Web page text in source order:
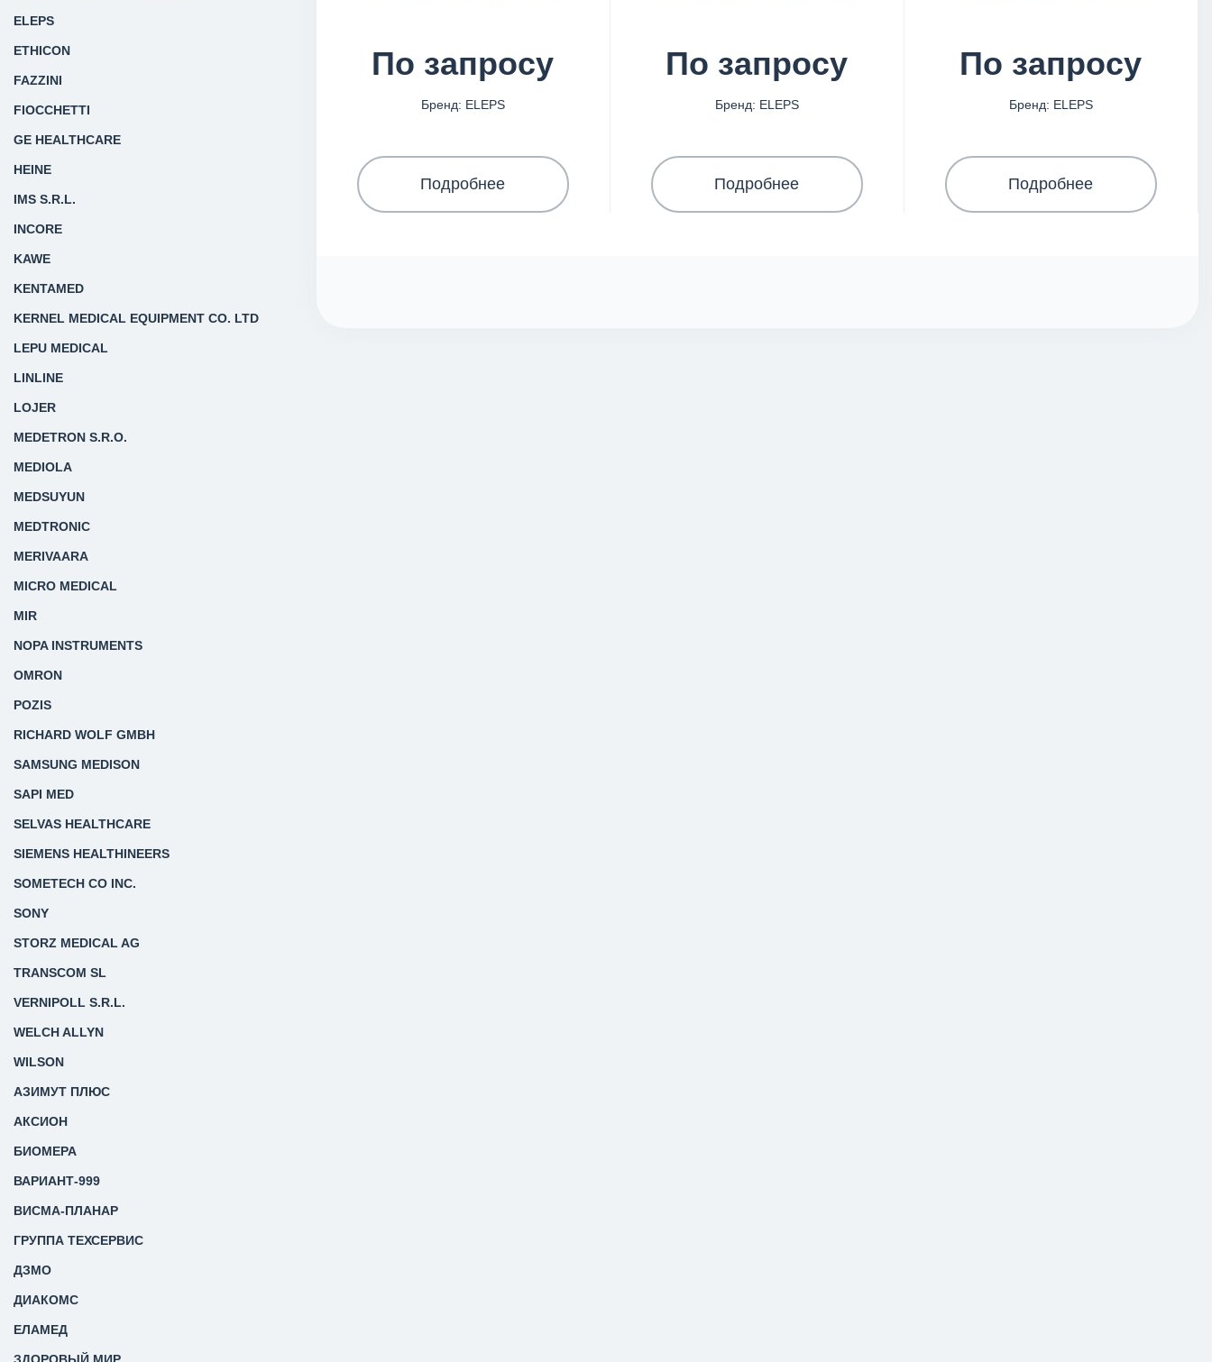
ELEPS
ETHICON
FAZZINI
FIOCCHETTI
GE HEALTHCARE
HEINE
IMS S.R.L.
INCORE
KAWE
KENTAMED
KERNEL MEDICAL EQUIPMENT CO. LTD
LEPU MEDICAL
LINLINE
LOJER
MEDETRON S.R.O.
MEDIOLA
MEDSUYUN
MEDTRONIC
MERIVAARA
MICRO MEDICAL
MIR
NOPA INSTRUMENTS
OMRON
POZIS
RICHARD WOLF GMBH
SAMSUNG MEDISON
SAPI MED
SELVAS HEALTHCARE
SIEMENS HEALTHINEERS
SOMETECH CO INC.
SONY
STORZ MEDICAL AG
TRANSCOM SL
VERNIPOLL S.R.L.
WELCH ALLYN
WILSON
АЗИМУТ ПЛЮС
АКСИОН
БИОМЕРА
ВАРИАНТ-999
ВИСМА-ПЛАНАР
ГРУППА ТЕХСЕРВИС
ДЗМО
ДИАКОМС
ЕЛАМЕД
ЗДОРОВЫЙ МИР
По запросу
Бренд: ELEPS
Подробнее
По запросу
Бренд: ELEPS
Подробнее
По запросу
Бренд: ELEPS
Подробнее